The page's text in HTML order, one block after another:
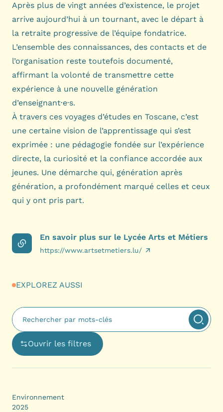
Après plus de vingt années d’existence, le projet
arrive aujourd’hui à un tournant, avec le départ à
la retraite progressive de l’équipe fondatrice.
L’ensemble des connaissances, des contacts et de
l’organisation reste toutefois documenté,
affirmant la volonté de transmettre cette
expérience à une nouvelle génération
d’enseignant·e·s.
À travers ces voyages d’études en Toscane, c’est
une certaine vision de l’apprentissage qui s’est
exprimée : une pédagogie fondée sur l’expérience
directe, la curiosité et la confiance accordée aux
jeunes. Une démarche qui, génération après
génération, a profondément marqué celles et ceux
qui y ont pris part.
En savoir plus sur le Lycée Arts et Métiers
https://www.artsetmetiers.lu/
EXPLOREZ AUSSI
Fulltext search
Ouvrir les filtres
Environnement
2025